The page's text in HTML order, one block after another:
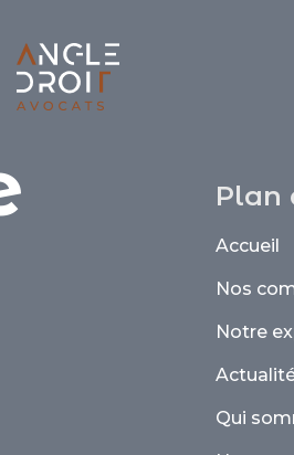
Plan
Accueil
Nos
Notre
Qui